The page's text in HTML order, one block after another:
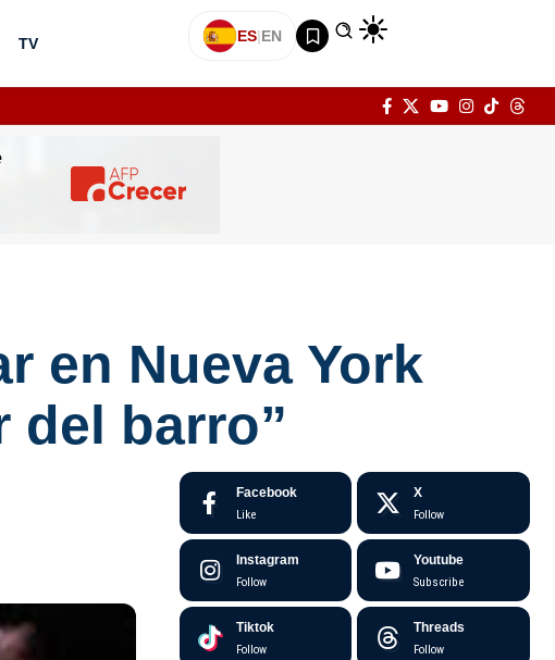
TV ES|EN
en Nueva York
del barro”
Facebook
Like
X
Follow
Instagram
Follow
Youtube
Subscribe
Tiktok
Follow
Threads
Follow